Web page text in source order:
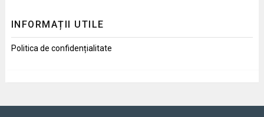
INFORMAȚII UTILE
Politica de confidențialitate